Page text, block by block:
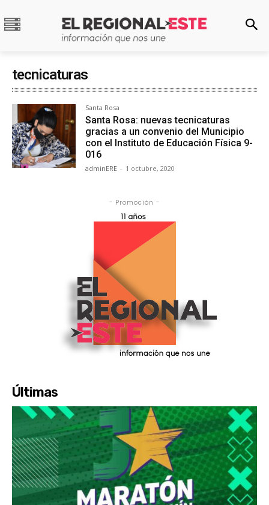
tecnicaturas
Santa Rosa
Santa Rosa: nuevas tecnicaturas
gracias a un convenio del Municipio
con el Instituto de Educación Física 9-
016
adminERE - 1 octubre, 2020
- Promoción -
Últimas